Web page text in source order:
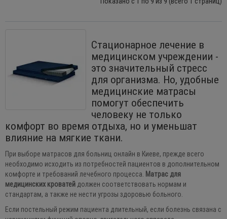
Стационарное лечение в
медицинском учреждении -
это значительный стресс
для организма. Но, удобные
медицинские матрасы
помогут обеспечить
человеку не только
комфорт во время отдыха, но и уменьшат
влияние на мягкие ткани.
При выборе матрасов для больниц онлайн в Киеве, прежде всего
необходимо исходить из потребностей пациентов в дополнительном
комфорте и требований лечебного процесса. Матрас для
медицинских кроватей должен соответствовать нормам и
стандартам, а также не нести угрозы здоровью больного.
Если постельный режим пациента длительный, если болезнь связана с